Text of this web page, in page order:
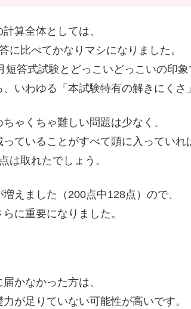
算全体としては、
に比べてかなりマシになりました。
短答式試験とどっこいどっこいの印象
、いわゆる「本試験特有の解きにくさ
ゃくちゃ難しい問題は少なく、
ていることがすべて頭に入っていれ
は取れたでしょう。
えました（200点中128点）ので、
に重要になりました。
かなかった方は、
が足りていない可能性が高いです。